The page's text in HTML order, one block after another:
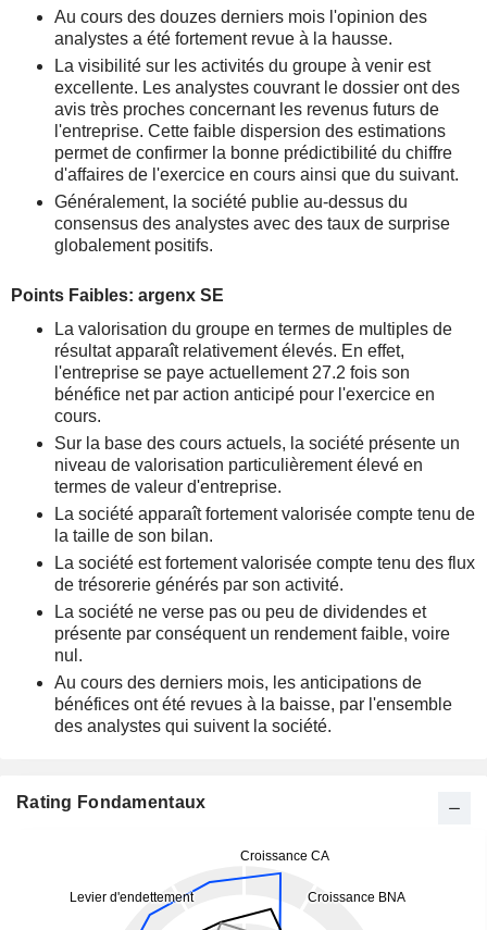
Au cours des douzes derniers mois l'opinion des
analystes a été fortement revue à la hausse.
La visibilité sur les activités du groupe à venir est
excellente. Les analystes couvrant le dossier ont des
avis très proches concernant les revenus futurs de
l'entreprise. Cette faible dispersion des estimations
permet de confirmer la bonne prédictibilité du chiffre
d'affaires de l'exercice en cours ainsi que du suivant.
Généralement, la société publie au-dessus du
consensus des analystes avec des taux de surprise
globalement positifs.
Points Faibles: argenx SE
La valorisation du groupe en termes de multiples de
résultat apparaît relativement élevés. En effet,
l'entreprise se paye actuellement 27.2 fois son
bénéfice net par action anticipé pour l'exercice en
cours.
Sur la base des cours actuels, la société présente un
niveau de valorisation particulièrement élevé en
termes de valeur d'entreprise.
La société apparaît fortement valorisée compte tenu de
la taille de son bilan.
La société est fortement valorisée compte tenu des flux
de trésorerie générés par son activité.
La société ne verse pas ou peu de dividendes et
présente par conséquent un rendement faible, voire
nul.
Au cours des derniers mois, les anticipations de
bénéfices ont été revues à la baisse, par l'ensemble
des analystes qui suivent la société.
Rating Fondamentaux